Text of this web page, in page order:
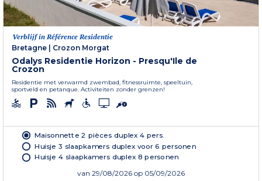
Verblijf in Référence Residentie
Bretagne
Crozon Morgat
Odalys Residentie Horizon - Presqu'Ile de
Crozon
Residentie met verwarmd zwembad, fitnessruimte, speeltuin,
sportveld en petanque. Activiteiten zonder grenzen!
Maisonnette 2 pièces duplex 4 pers.
Huisje 3 slaapkamers duplex voor 6 personen
Huisje 4 slaapkamers duplex 8 personen
van 29/08/2026 op 05/09/2026